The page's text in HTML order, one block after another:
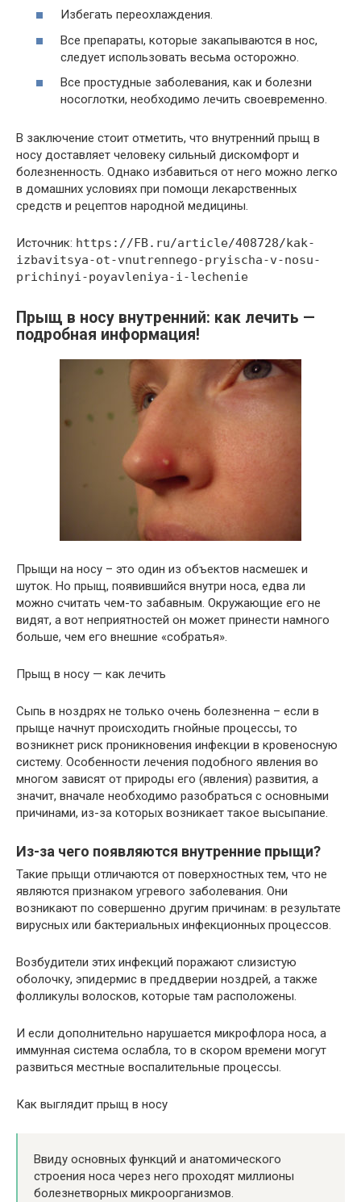
Избегать переохлаждения.
Все препараты, которые закапываются в нос,
следует использовать весьма осторожно.
Все простудные заболевания, как и болезни
носоглотки, необходимо лечить своевременно.
В заключение стоит отметить, что внутренний прыщ в
носу доставляет человеку сильный дискомфорт и
болезненность. Однако избавиться от него можно легко
в домашних условиях при помощи лекарственных
средств и рецептов народной медицины.
Источник: https://FB.ru/article/408728/kak-
izbavitsya-ot-vnutrennego-pryischa-v-nosu-
prichinyi-poyavleniya-i-lechenie
Прыщ в носу внутренний: как лечить —
подробная информация!
Прыщи на носу – это один из объектов насмешек и
шуток. Но прыщ, появившийся внутри носа, едва ли
можно считать чем-то забавным. Окружающие его не
видят, а вот неприятностей он может принести намного
больше, чем его внешние «собратья».
Прыщ в носу — как лечить
Сыпь в ноздрях не только очень болезненна – если в
прыще начнут происходить гнойные процессы, то
возникнет риск проникновения инфекции в кровеносную
систему. Особенности лечения подобного явления во
многом зависят от природы его (явления) развития, а
значит, вначале необходимо разобраться с основными
причинами, из-за которых возникает такое высыпание.
Из-за чего появляются внутренние прыщи?
Такие прыщи отличаются от поверхностных тем, что не
являются признаком угревого заболевания. Они
возникают по совершенно другим причинам: в результате
вирусных или бактериальных инфекционных процессов.
Возбудители этих инфекций поражают слизистую
оболочку, эпидермис в преддверии ноздрей, а также
фолликулы волосков, которые там расположены.
И если дополнительно нарушается микрофлора носа, а
иммунная система ослабла, то в скором времени могут
развиться местные воспалительные процессы.
Как выглядит прыщ в носу
Ввиду основных функций и анатомического
строения носа через него проходят миллионы
болезнетворных микроорганизмов.